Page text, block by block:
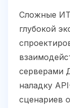
Сложные
глубокой
серверами
наладку
сценариев